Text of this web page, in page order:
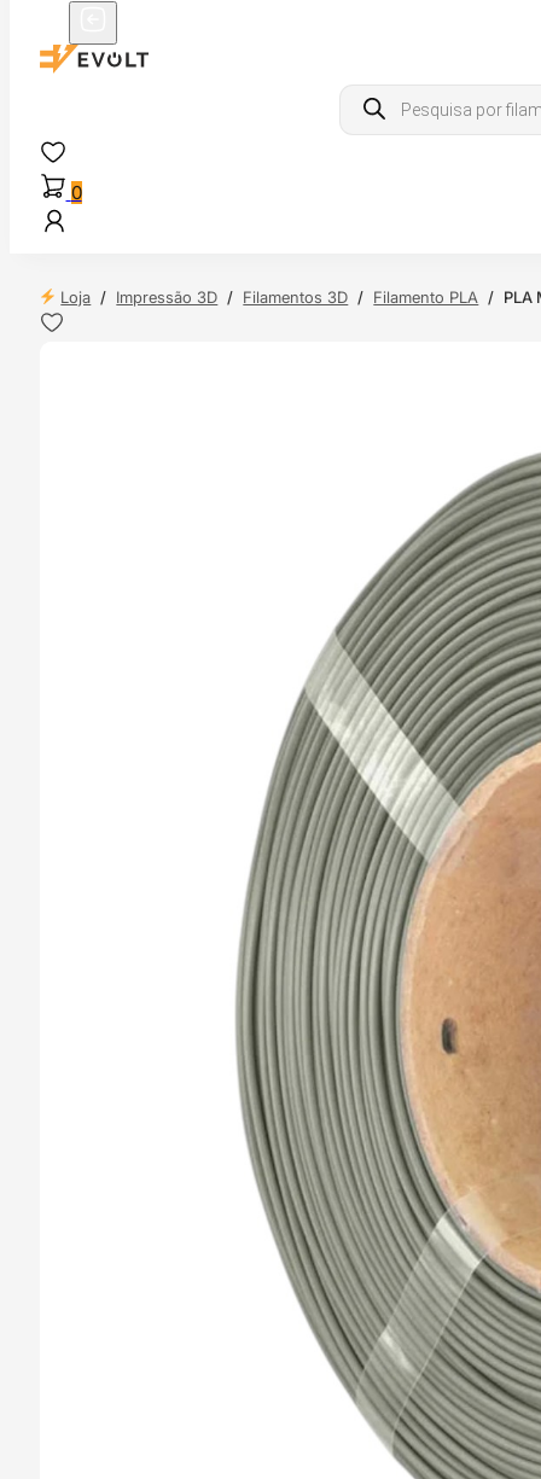
Products
search
0
Loja / Impressão 3D / Filamentos 3D / Filamento PLA / PLA